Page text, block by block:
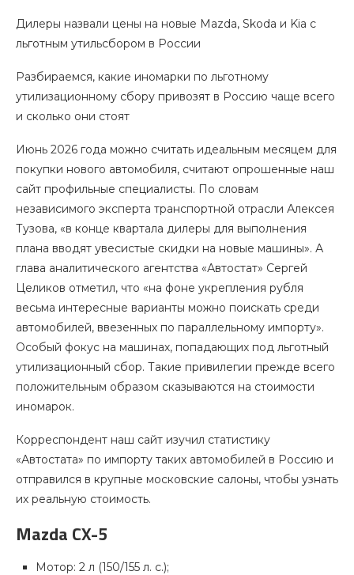
Дилеры назвали цены на новые Mazda, Skoda и Kia с
льготным утильсбором в России
Разбираемся, какие иномарки по льготному
утилизационному сбору привозят в Россию чаще всего
и сколько они стоят
Июнь 2026 года можно считать идеальным месяцем для
покупки нового автомобиля, считают опрошенные наш
сайт профильные специалисты. По словам
независимого эксперта транспортной отрасли Алексея
Тузова, «в конце квартала дилеры для выполнения
плана вводят увесистые скидки на новые машины». А
глава аналитического агентства «Автостат» Сергей
Целиков отметил, что «на фоне укрепления рубля
весьма интересные варианты можно поискать среди
автомобилей, ввезенных по параллельному импорту».
Особый фокус на машинах, попадающих под льготный
утилизационный сбор. Такие привилегии прежде всего
положительным образом сказываются на стоимости
иномарок.
Корреспондент наш сайт изучил статистику
«Автостата» по импорту таких автомобилей в Россию и
отправился в крупные московские салоны, чтобы узнать
их реальную стоимость.
Mazda CX-5
Мотор: 2 л (150/155 л. с.);